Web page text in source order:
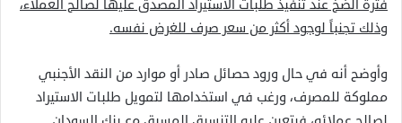
فترة الضخ عند تنفيذ طلبات الاستيراد المصدق عليها لصالح العملاء،
وذلك تجنباً لوجود أكثر من سعر صرف للغرض نفسه.
وأوضح أنه في حال ورود حصائل صادر أو موارد من النقد الأجنبي
مملوكة للمصرف، ورغب في استخدامها لتمويل طلبات الاستيراد